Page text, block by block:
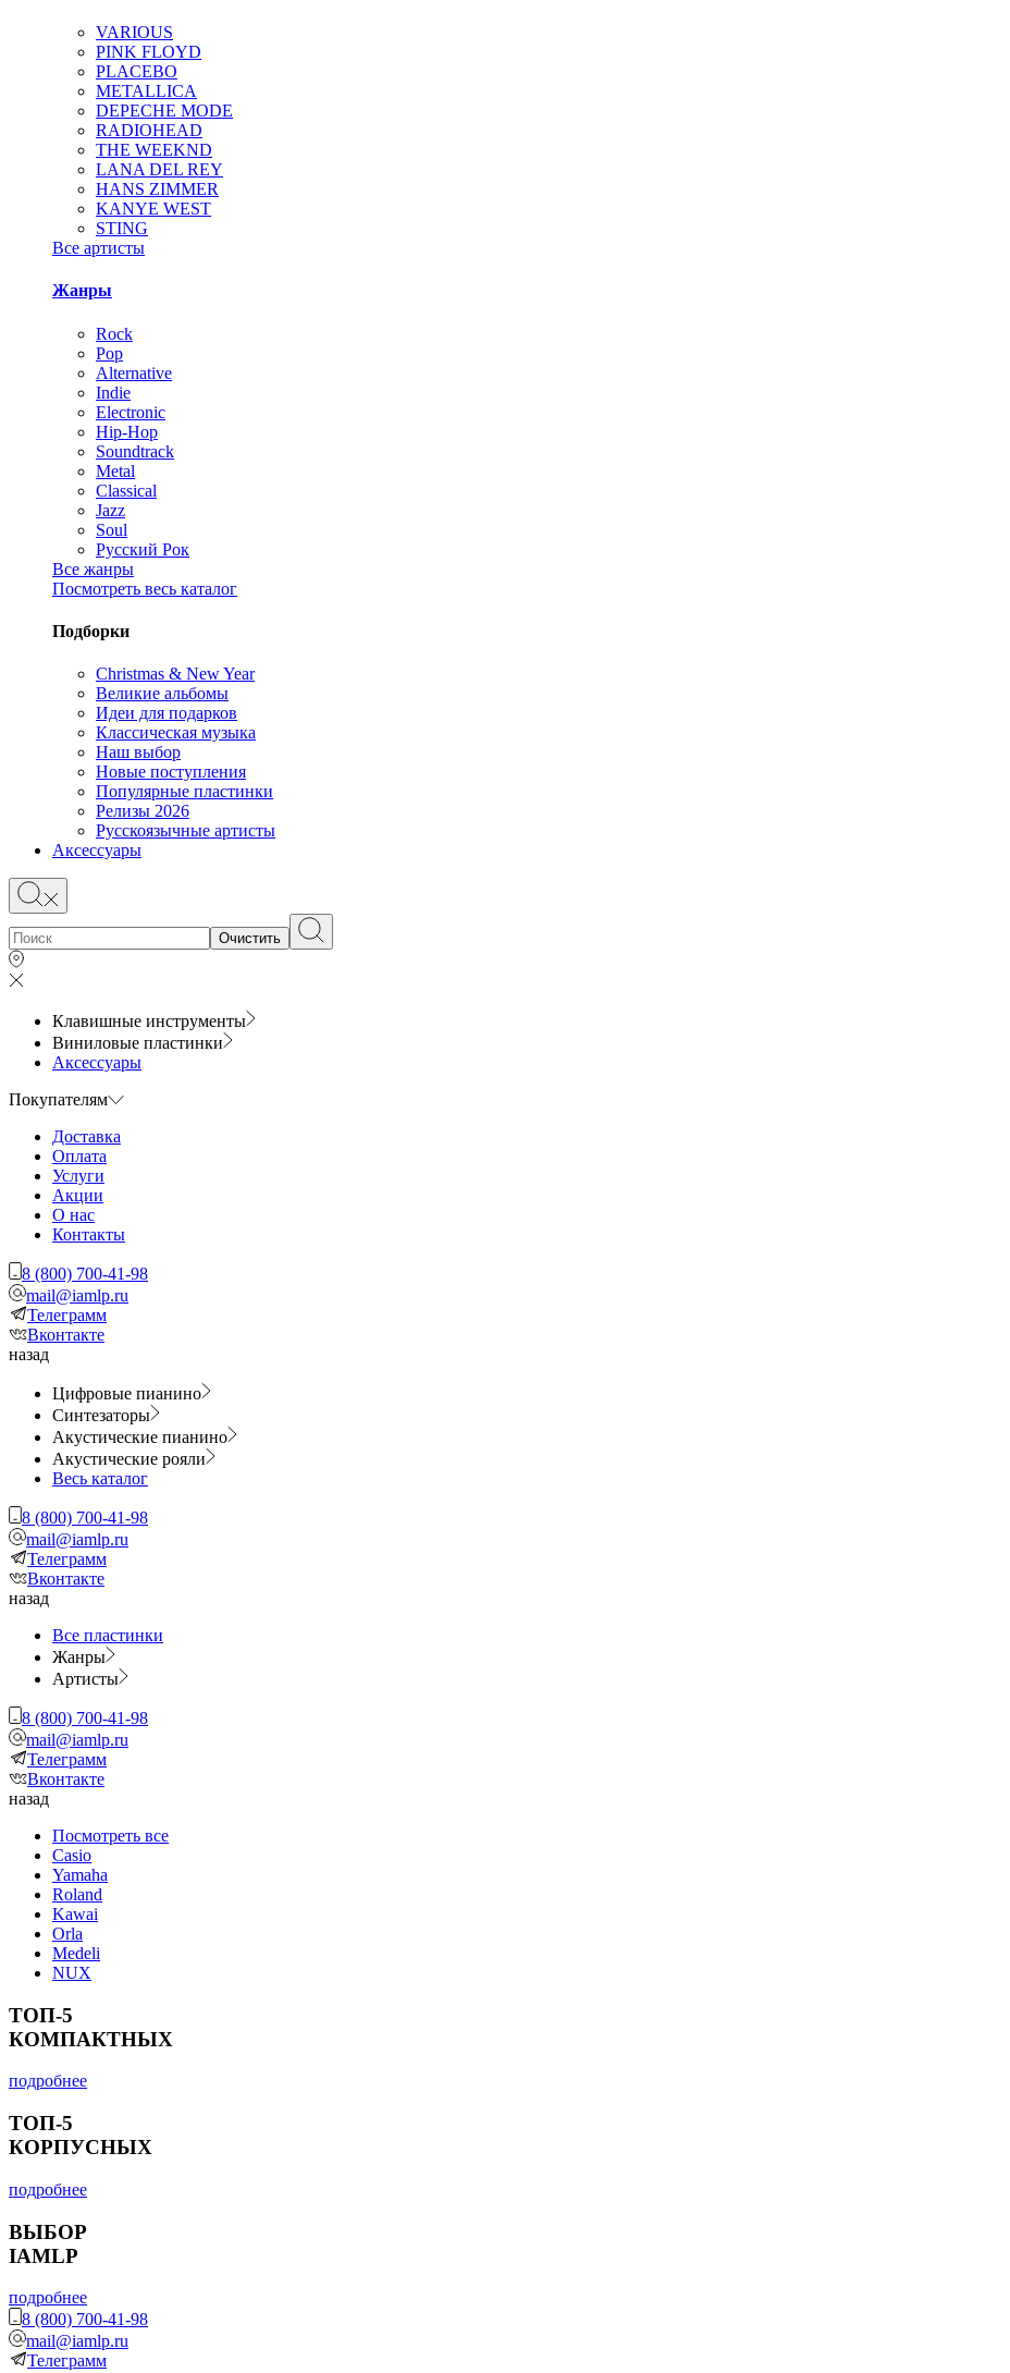
VARIOUS
PINK FLOYD
PLACEBO
METALLICA
DEPECHE MODE
RADIOHEAD
THE WEEKND
LANA DEL REY
HANS ZIMMER
KANYE WEST
STING
Все артисты
Жанры
Rock
Pop
Alternative
Indie
Electronic
Hip-Hop
Soundtrack
Metal
Classical
Jazz
Soul
Русский Рок
Все жанры
Посмотреть весь каталог
Подборки
Christmas & New Year
Великие альбомы
Идеи для подарков
Классическая музыка
Наш выбор
Новые поступления
Популярные пластинки
Релизы 2026
Русскоязычные артисты
Аксессуары
Очистить
Клавишные инструменты
Виниловые пластинки
Аксессуары
Покупателям
Доставка
Оплата
Услуги
Акции
О нас
Контакты
8 (800) 700-41-98
mail@iamlp.ru
Телеграмм
Вконтакте
назад
Цифровые пианино
Синтезаторы
Акустические пианино
Акустические рояли
Весь каталог
8 (800) 700-41-98
mail@iamlp.ru
Телеграмм
Вконтакте
назад
Все пластинки
Жанры
Артисты
8 (800) 700-41-98
mail@iamlp.ru
Телеграмм
Вконтакте
назад
Посмотреть все
Casio
Yamaha
Roland
Kawai
Orla
Medeli
NUX
ТОП-5
КОМПАКТНЫХ
подробнее
ТОП-5
КОРПУСНЫХ
подробнее
ВЫБОР
IAMLP
подробнее
8 (800) 700-41-98
mail@iamlp.ru
Телеграмм